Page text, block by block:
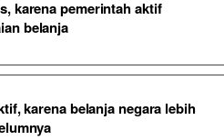
karena pemerintah aktif
belanja
karena belanja negara lebih